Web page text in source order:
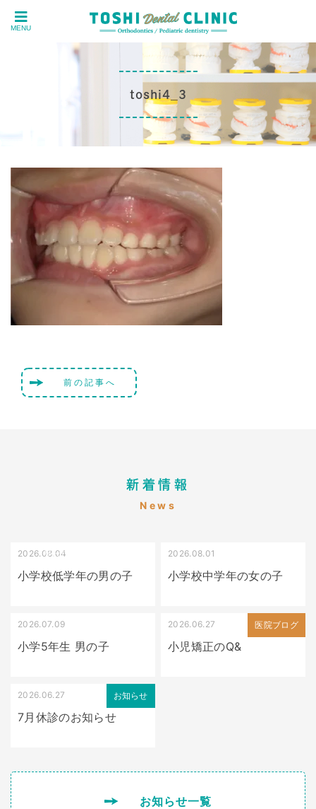
MENU
toshi4_3
前の記事へ
新着情報
News
受け口（しゃくれている）
2026.08.04
小学校低学年の男の子
2026.08.01
小学校中学年の女の子
2026.07.09
小学5年生 男の子
医院ブログ
2026.06.27
小児矯正のQ&
お知らせ
2026.06.27
7月休診のお知らせ
お知らせ一覧